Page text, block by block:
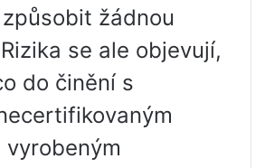
žádnou
se ale objevují,
do činění s
vyrobeným